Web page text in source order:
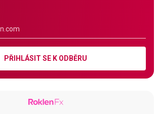
PŘIHLÁSIT SE K ODBĚRU